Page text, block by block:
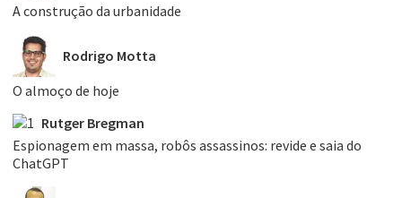
A construção da urbanidade
Rodrigo Motta
O almoço de hoje
Rutger Bregman
Espionagem em massa, robôs assassinos: revide e saia do
ChatGPT